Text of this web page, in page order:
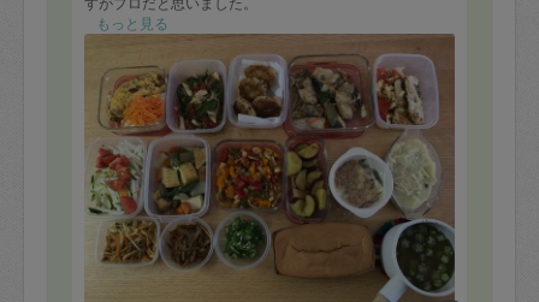
味付けは普通でお願いしましたが、濃すぎず薄すぎず、
私にはちょうど良かったです。
グラタンは娘も美味しかったようで、たくさんおかわり
をしていました。
今回は悪天候の中ありがとうございました。
もっと見る